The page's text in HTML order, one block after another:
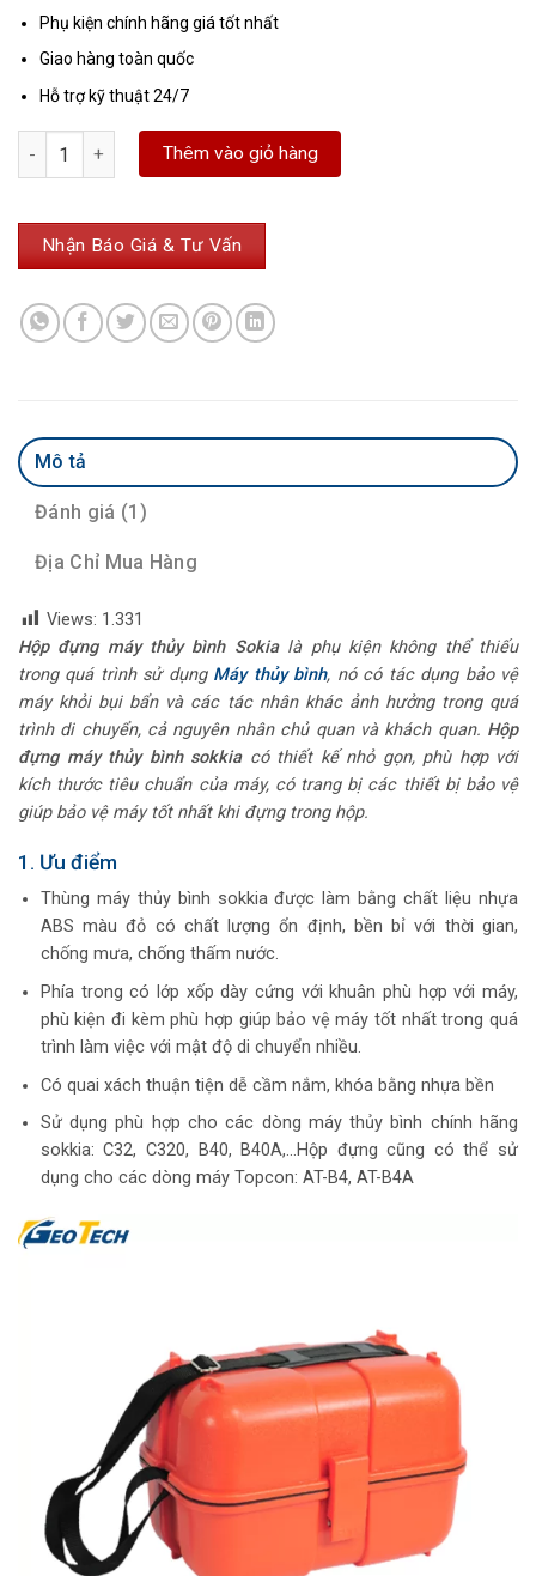
Phụ kiện chính hãng giá tốt nhất
Giao hàng toàn quốc
Hỗ trợ kỹ thuật 24/7
Hộp đựng máy thủy bình Sokia số lượng
Thêm vào giỏ hàng
Nhận Báo Giá & Tư Vấn
Mô tả
Đánh giá (1)
Địa Chỉ Mua Hàng
Views: 1.331
Hộp đựng máy thủy bình Sokialà phụ kiện không thể thiếu
trong quá trình sử dụng Máy thủy bình, nó có tác dụng bảo vệ
máy khỏi bụi bẩn và các tác nhân khác ảnh hưởng trong quá
trình di chuyển, cả nguyên nhân chủ quan và khách quan. Hộp
đựng máy thủy bình sokkiacó thiết kế nhỏ gọn, phù hợp với
kích thước tiêu chuẩn của máy, có trang bị các thiết bị bảo vệ
giúp bảo vệ máy tốt nhất khi đựng trong hộp.
1. Ưu điểm
Thùng máy thủy bình sokkia được làm bằng chất liệu nhựa
ABS màu đỏ có chất lượng ổn định, bền bỉ với thời gian,
chống mưa, chống thấm nước.
Phía trong có lớp xốp dày cứng với khuân phù hợp với máy,
phù kiện đi kèm phù hợp giúp bảo vệ máy tốt nhất trong quá
trình làm việc với mật độ di chuyển nhiều.
Có quai xách thuận tiện dễ cầm nắm, khóa bằng nhựa bền
Sử dụng phù hợp cho các dòng máy thủy bình chính hãng
sokkia: C32, C320, B40, B40A,…Hộp đựng cũng có thể sử
dụng cho các dòng máy Topcon: AT-B4, AT-B4A